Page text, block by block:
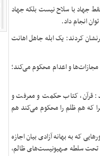
جهاد با سلاح نیست بلکه جهاد
انجام داد.
کردند: یک ابله جاهل اهانت
مجازات‌ها و اعدام محکوم می‌کند؛
قرآن، کتاب حکمت و معرفت و
که هم ظلم را محکوم می‌کند هم
که به بهانه آزادی بیان اجازه
تحت سلطه صهیونیست‌های ظالم،